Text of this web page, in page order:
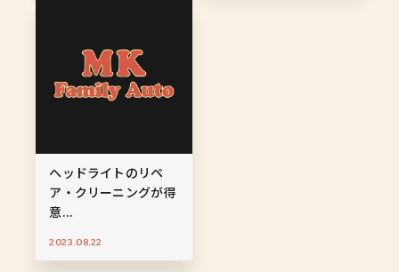
ヘッドライトのリペ
ア・クリーニングが得
意...
2023.08.22